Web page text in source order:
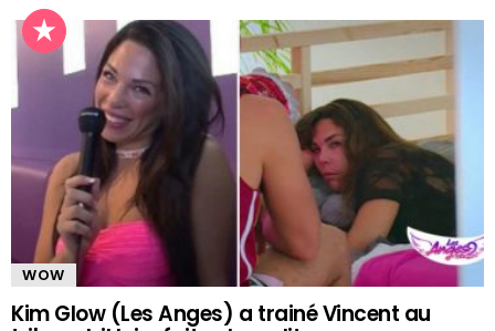
WOW
Kim Glow (Les Anges) a trainé Vincent au